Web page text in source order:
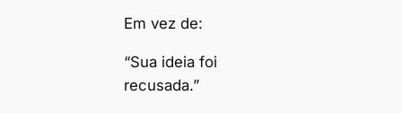
Em vez de:
“Sua ideia foi
recusada.”